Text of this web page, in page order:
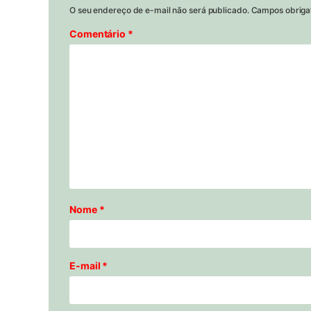
O seu endereço de e-mail não será publicado. Campos
Comentário *
Nome *
E-mail *